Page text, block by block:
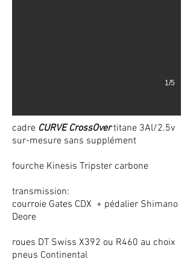
1/5
cadre CURVE CrossOvertitane 3Al/2.5v
sur-mesure sans supplément
fourche Kinesis Tripster carbone
transmission:
courroie Gates CDX + pédalier Shimano
Deore
roues DT Swiss X392 ou R460 au choix
pneus Continental